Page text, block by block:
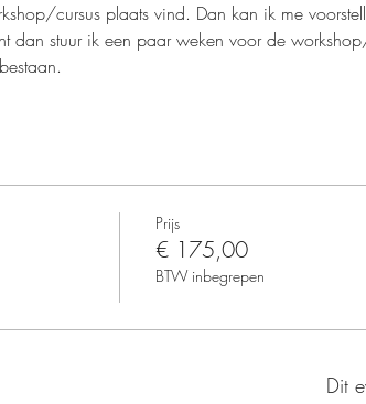
cursus plaats vind. Dan kan ik me
stuur ik een paar weken voor de
Prijs
€ 175,00
BTW inbegrepen
Dit